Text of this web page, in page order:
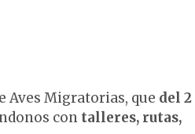
Aves Migratorias, que del 2
con talleres, rutas,